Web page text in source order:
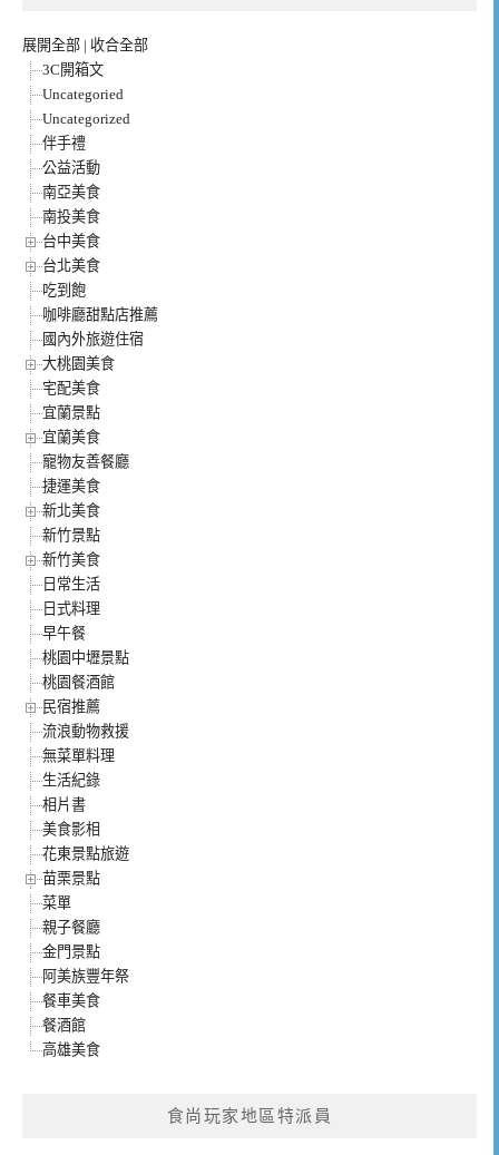
展開全部 | 收合全部
3C開箱文
Uncategoried
Uncategorized
伴手禮
公益活動
南亞美食
南投美食
台中美食
台北美食
吃到飽
咖啡廳甜點店推薦
國內外旅遊住宿
大桃園美食
宅配美食
宜蘭景點
宜蘭美食
寵物友善餐廳
捷運美食
新北美食
新竹景點
新竹美食
日常生活
日式料理
早午餐
桃園中壢景點
桃園餐酒館
民宿推薦
流浪動物救援
無菜單料理
生活紀錄
相片書
美食影相
花東景點旅遊
苗栗景點
菜單
親子餐廳
金門景點
阿美族豐年祭
餐車美食
餐酒館
高雄美食
食尚玩家地區特派員